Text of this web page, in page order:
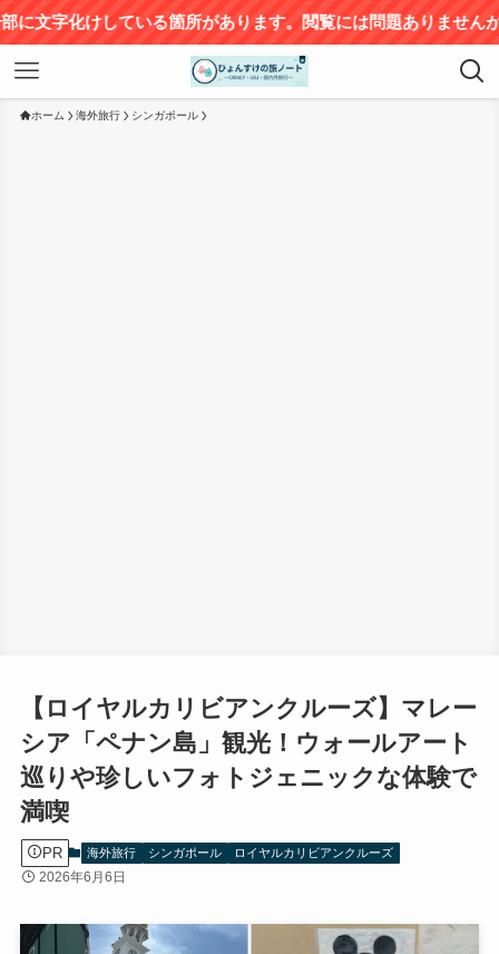
所があります。閲覧には問題ありませんが、ご不便をおかけし
ホーム 海外旅行 シンガポール
【ロイヤルカリビアンクルーズ】マレー
シア「ペナン島」観光！ウォールアート
巡りや珍しいフォトジェニックな体験で
満喫
PR 海外旅行 シンガポール ロイヤルカリビアンクルーズ
2026年6月6日